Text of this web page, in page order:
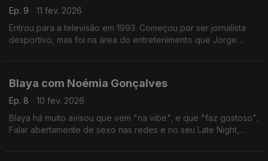
Ep. 9
11 fev. 2026
Entrou para a televisão em 1993. Começou por ser jornalista
desportivo, mas foi na área do entretenimento que Jorge
Blaya com Noémia Gonçalves
Ep. 8
10 fev. 2026
Blaya há muito avisou que vem "na vibe", e que "faz gostoso".
Falar abertamente de sexo nas redes e no seu Late Night,